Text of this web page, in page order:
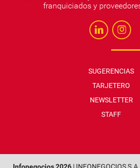
franquiciados y
SUGERENCIAS
TARJETERO
NEWSLETTER
STAFF